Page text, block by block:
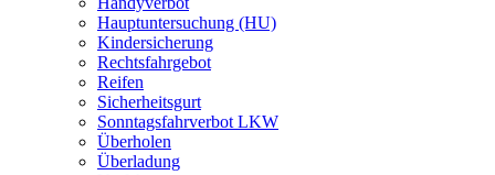
Hauptuntersuchung (HU)
Kindersicherung
Rechtsfahrgebot
Reifen
Sicherheitsgurt
Sonntagsfahrverbot LKW
Überholen
Überladung